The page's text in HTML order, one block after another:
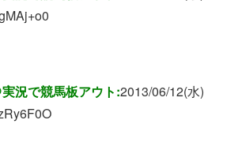
況で競馬板アウト:2013/06/12(水)